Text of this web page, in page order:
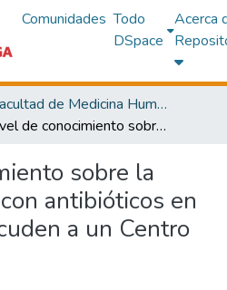
Comunidades Todo
DSpace
Acerca
Facultad de Medicina Humana
Nivel de conocimiento sobre la automedicación con antibióticos en pacientes que acuden a un Centro de Salud
sobre la
antibióticos en
a un Centro